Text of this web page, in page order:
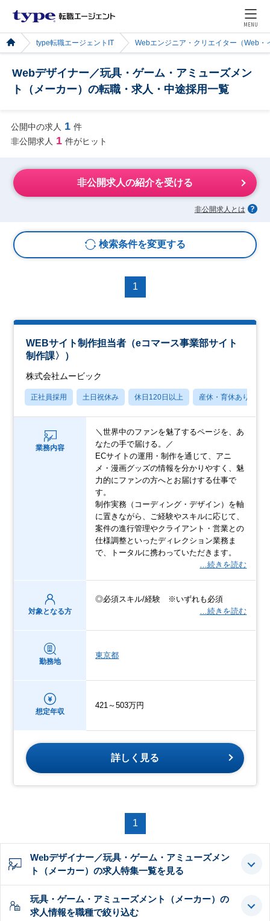
MENU
type転職エージェントIT Webエンジニア・クリエイター（Web・
Webデザイナー／玩具・ゲーム・アミューズメン
ト（メーカー）の転職・求人・中途採用一覧
公開中の求人 1 件
非公開求人 1 件がヒット
非公開求人の紹介を受ける
非公開求人とは
検索条件を変更する
1
WEBサイト制作担当者（eコマース事業部サイト
制作課〉）
株式会社ムービック
正社員採用 土日祝休み 休日120日以上 産休・育休あり
業務内容
＼世界中のファンを魅了するページを、あ
なたの手で届ける。／
ECサイトの運用・制作を通じて、アニ
メ・漫画グッズの情報を分かりやすく、魅
力的にファンの方へとお届けする仕事で
す。
制作実務（コーディング・デザイン）を軸
に置きながら、ご経験やスキルに応じて、
案件の進行管理やクライアント・営業との
仕様調整といったディレクション業務ま
で、トータルに携わっていただきます。
…続きを読む
対象となる方
◎必須スキル/経験 ※いずれも必須
…続きを読む
勤務地
東京都
想定年収
421～503万円
詳しく見る
1
Webデザイナー／玩具・ゲーム・アミューズメン
ト（メーカー）の求人特集一覧を見る
玩具・ゲーム・アミューズメント（メーカー）の
求人情報を職種で絞り込む